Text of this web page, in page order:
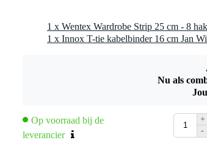
1 x Wentex Wardrobe Strip 25 cm - 8
Nu als
Op voorraad bij de
leverancier
+
-